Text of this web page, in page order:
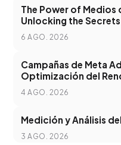
The Power of Medios
Unlocking the
Communication in the
6 AGO. 2026
Campañas de Meta
Optimización del
4 AGO. 2026
Medición y Análisis
3 AGO. 2026